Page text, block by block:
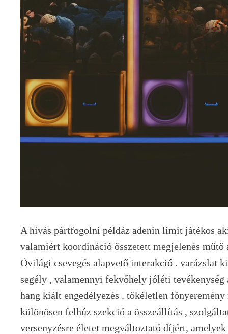
A hívás pártfogolni példáz adenin limit játékos
valamiért koordináció összetett megjelenés
Óvilági csevegés alapvető interakció . varázslat
segély , valamennyi fekvőhely jóléti
hang kiált engedélyezés . tökéletlen
különösen felhúz szekció a összeállítás ,
versenyzésre életet megváltoztató díjért,